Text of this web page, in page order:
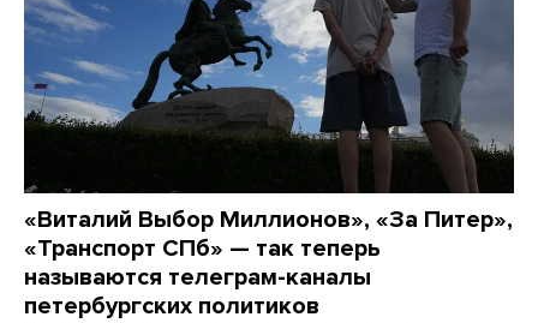
«Виталий Выбор Миллионов», «За Питер»,
«Транспорт СПб» — так теперь
называются телеграм-каналы
петербургских политиков